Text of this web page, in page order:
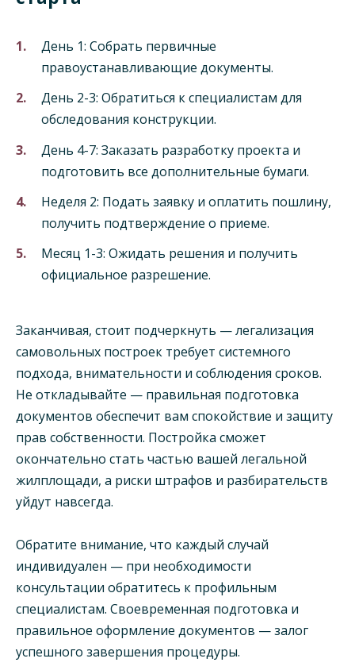
День 1: Собрать первичные
правоустанавливающие документы.
День 2-3: Обратиться к специалистам для
обследования конструкции.
День 4-7: Заказать разработку проекта и
подготовить все дополнительные бумаги.
Неделя 2: Подать заявку и оплатить пошлину,
получить подтверждение о приеме.
Месяц 1-3: Ожидать решения и получить
официальное разрешение.
Заканчивая, стоит подчеркнуть — легализация
самовольных построек требует системного
подхода, внимательности и соблюдения сроков.
Не откладывайте — правильная подготовка
документов обеспечит вам спокойствие и защиту
прав собственности. Постройка сможет
окончательно стать частью вашей легальной
жилплощади, а риски штрафов и разбирательств
уйдут навсегда.
Обратите внимание, что каждый случай
индивидуален — при необходимости
консультации обратитесь к профильным
специалистам. Своевременная подготовка и
правильное оформление документов — залог
успешного завершения процедуры.